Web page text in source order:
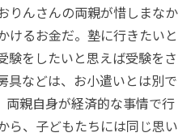
りんさんの両親が惜しまなか
けるお金だ。塾に行きたいと
験をしたいと思えば受験をさ
具などは、お小遣いとは別で
両親自身が経済的な事情で行
ら、子どもたちには同じ思い